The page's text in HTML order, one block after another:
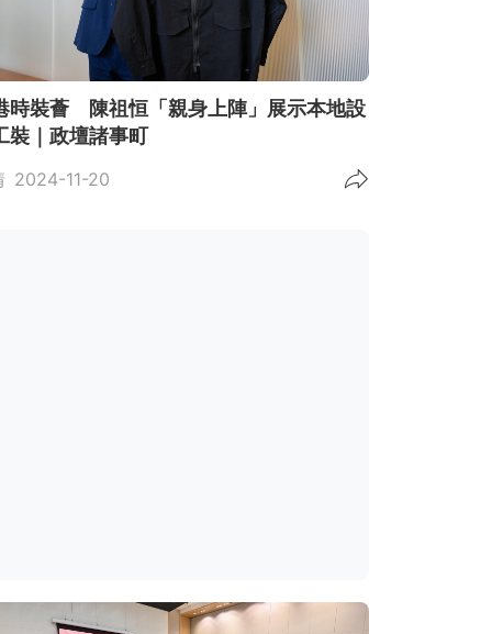
時裝薈 陳祖恒「親身上陣」展示本地設
裝｜政壇諸事町
2024-11-20